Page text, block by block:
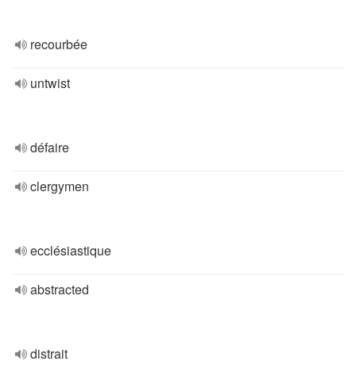
recourbée
untwist
défaire
clergymen
ecclésiastique
abstracted
distrait